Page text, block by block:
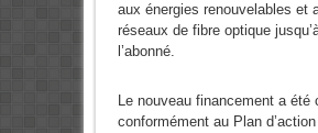
aux énergies renouvelables et
réseaux de fibre optique
l’abonné.
Le nouveau financement a été
conformément au Plan